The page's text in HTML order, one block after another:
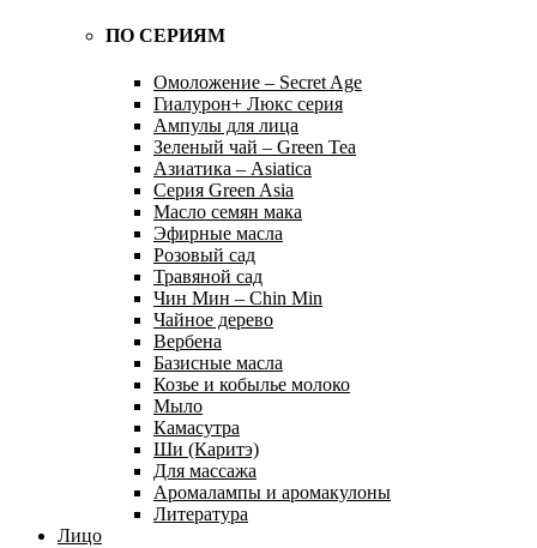
ПО СЕРИЯМ
Омоложение – Secret Age
Гиалурон+ Люкс серия
Ампулы для лица
Зеленый чай – Green Tea
Азиатика – Asiatica
Серия Green Asia
Масло семян мака
Эфирные масла
Розовый сад
Травяной сад
Чин Мин – Chin Min
Чайное дерево
Вербена
Базисные масла
Козье и кобылье молоко
Мыло
Камасутра
Ши (Каритэ)
Для массажа
Аромалампы и аромакулоны
Литература
Лицо